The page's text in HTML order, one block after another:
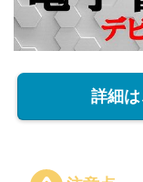
詳細